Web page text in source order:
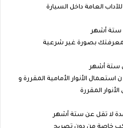
العامة داخل السيارة
ستة أشهر
بمعرفتك بصورة غير شرعية
ستة أشهر
استعمال الأنوار الأمامية المقررة و
المقررة
لا تقل عن ستة أشهر